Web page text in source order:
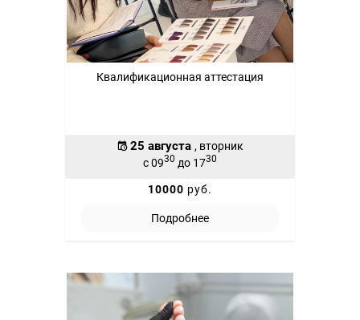
Квалификационная аттестация
25 августа , вторник
с 0930 до 1730
10000 руб.
Подробнее